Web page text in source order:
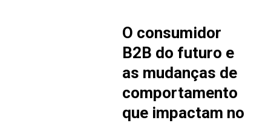
O consumidor
B2B do futuro e
as mudanças de
comportamento
que impactam no